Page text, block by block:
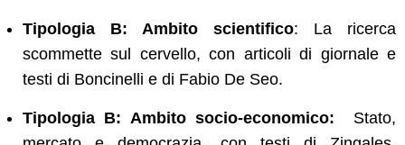
Tipologia B: Ambito scientifico: La ricerca
scommette sul cervello, con articoli di giornale e
testi di Boncinelli e di Fabio De Seo.
Tipologia B: Ambito socio-economico: Stato,